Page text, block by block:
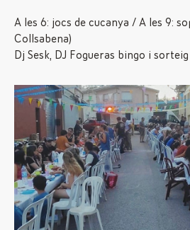
A les 6: jocs de cucanya / A les 9:
Collsabena)
Dj Sesk, DJ Fogueras bingo i sorteig